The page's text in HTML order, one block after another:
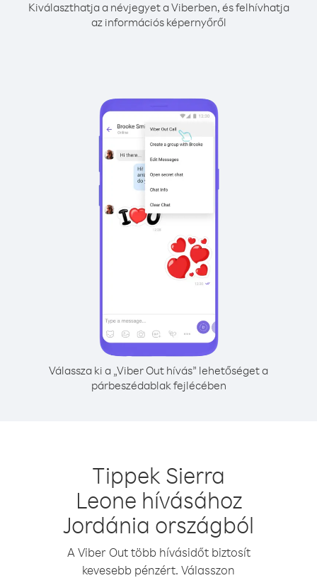
Kiválaszthatja a névjegyet a Viberben, és felhívhatja
az információs képernyőről
Válassza ki a „Viber Out hívás” lehetőséget a
párbeszédablak fejlécében
Tippek Sierra
Leone hívásához
Jordánia országból
A Viber Out több hívásidőt biztosít
kevesebb pénzért. Válasszon